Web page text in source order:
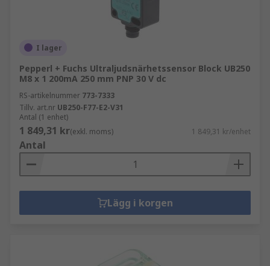
I lager
Pepperl + Fuchs Ultraljudsnärhetssensor Block UB250
M8 x 1 200mA 250 mm PNP 30 V dc
RS-artikelnummer 773-7333
Tillv. art.nr UB250-F77-E2-V31
Antal (1 enhet)
1 849,31 kr(exkl. moms) 1 849,31 kr/enhet
Antal
Lägg i korgen